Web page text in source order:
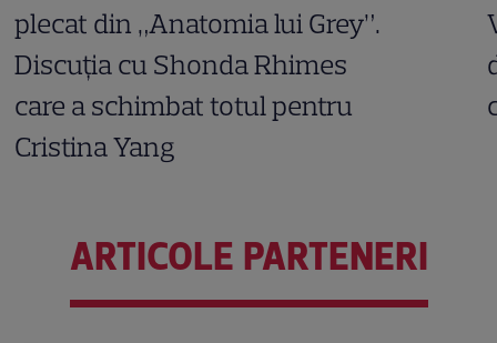
plecat din „Anatomia lui Grey”.
Discuția cu Shonda Rhimes
care a schimbat totul pentru
Cristina Yang
ARTICOLE PARTENERI